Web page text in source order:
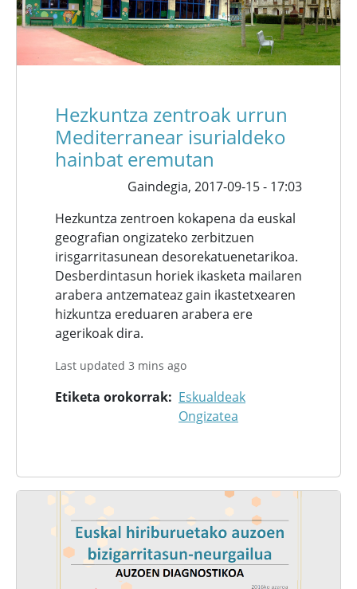
Hezkuntza zentroak urrun
Mediterranear isurialdeko
hainbat eremutan
Gaindegia, 2017-09-15 - 17:03
Hezkuntza zentroen kokapena da euskal
geografian ongizateko zerbitzuen
irisgarritasunean desorekatuenetarikoa.
Desberdintasun horiek ikasketa mailaren
arabera antzemateaz gain ikastetxearen
hizkuntza ereduaren arabera ere
agerikoak dira.
Last updated 3 mins ago
Etiketa orokorrak
Eskualdeak
Ongizatea